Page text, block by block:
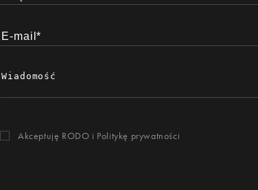
Akceptuję RODO i Politykę prywatności